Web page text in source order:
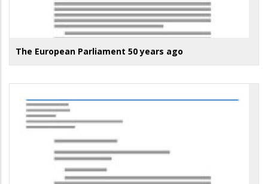
The European Parliament 50 years ago